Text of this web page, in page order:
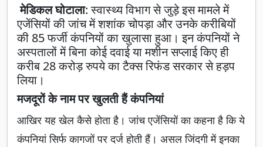
मेडिकल घोटाला: स्वास्थ्य विभाग से जुड़े इस मामले में
एजेंसियों की जांच में शशांक चोपड़ा और उनके करीबियों
की 85 फर्जी कंपनियों का खुलासा हुआ। इन कंपनियों ने
अस्पतालों में बिना कोई दवाई या मशीन सप्लाई किए ही
करीब 28 करोड़ रुपये का टैक्स रिफंड सरकार से हड़प
लिया।
मजदूरों के नाम पर खुलती हैं कंपनियां
आखिर यह खेल कैसे होता है। जांच एजेंसियों का कहना है कि ये
कंपनियां सिर्फ कागजों पर दर्ज होती हैं। असल जिंदगी में इनका